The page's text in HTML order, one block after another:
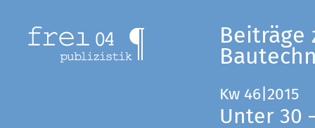
Beiträge
Kw 46|2015
Unter 30